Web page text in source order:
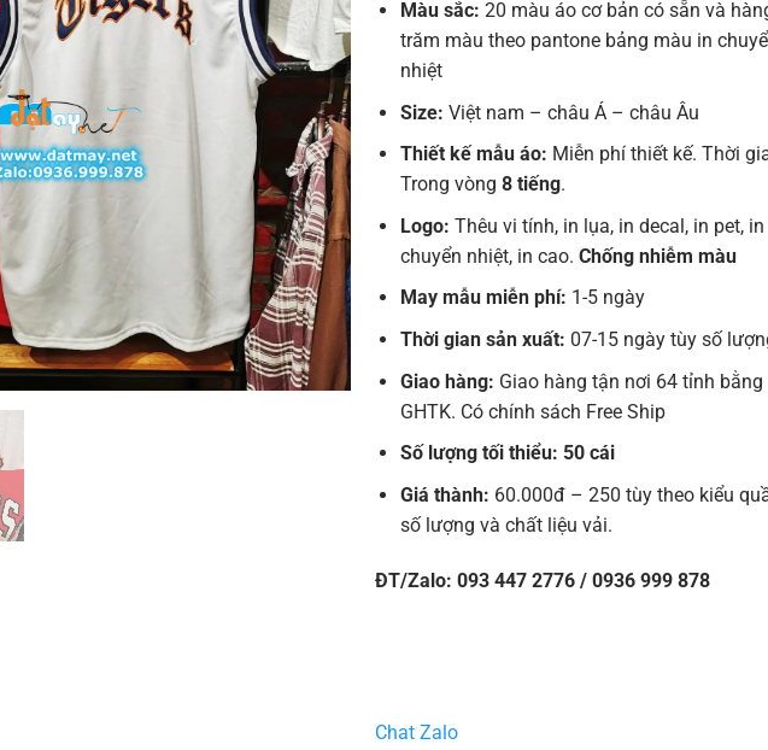
Màu sắc: 20 màu áo cơ bản có sẵn và
trăm màu theo pantone bảng màu in
nhiệt
Size: Việt nam – châu Á – châu Âu
Thiết kế mẫu áo: Miễn phí thiết kế. Thời
Trong vòng 8 tiếng.
Logo: Thêu vi tính, in lụa, in decal, in pet, in
chuyển nhiệt, in cao. Chống nhiễm màu
May mẫu miễn phí: 1-5 ngày
Thời gian sản xuất: 07-15 ngày tùy số
Giao hàng: Giao hàng tận nơi 64 tỉnh bằng
GHTK. Có chính sách Free Ship
Số lượng tối thiểu: 50 cái
Giá thành: 60.000đ – 250 tùy theo kiểu
số lượng và chất liệu vải.
ĐT/Zalo: 093 447 2776 / 0936 999 878
Chat Zalo